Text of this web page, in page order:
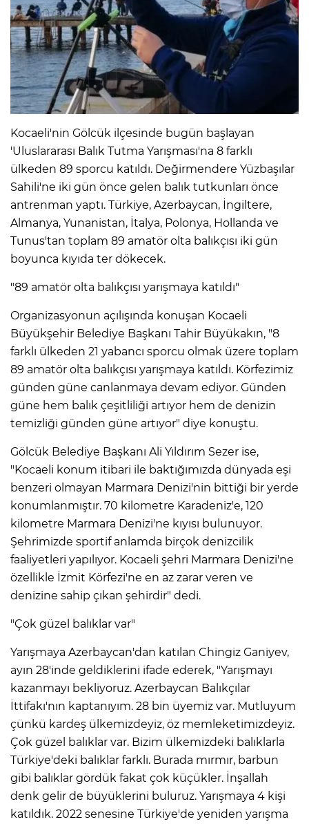
Kocaeli'nin Gölcük ilçesinde bugün başlayan
'Uluslararası Balık Tutma Yarışması'na 8 farklı
ülkeden 89 sporcu katıldı. Değirmendere Yüzbaşılar
Sahili'ne iki gün önce gelen balık tutkunları önce
antrenman yaptı. Türkiye, Azerbaycan, İngiltere,
Almanya, Yunanistan, İtalya, Polonya, Hollanda ve
Tunus'tan toplam 89 amatör olta balıkçısı iki gün
boyunca kıyıda ter dökecek.
"89 amatör olta balıkçısı yarışmaya katıldı"
Organizasyonun açılışında konuşan Kocaeli
Büyükşehir Belediye Başkanı Tahir Büyükakın, "8
farklı ülkeden 21 yabancı sporcu olmak üzere toplam
89 amatör olta balıkçısı yarışmaya katıldı. Körfezimiz
günden güne canlanmaya devam ediyor. Günden
güne hem balık çeşitliliği artıyor hem de denizin
temizliği günden güne artıyor" diye konuştu.
Gölcük Belediye Başkanı Ali Yıldırım Sezer ise,
"Kocaeli konum itibari ile baktığımızda dünyada eşi
benzeri olmayan Marmara Denizi'nin bittiği bir yerde
konumlanmıştır. 70 kilometre Karadeniz'e, 120
kilometre Marmara Denizi'ne kıyısı bulunuyor.
Şehrimizde sportif anlamda birçok denizcilik
faaliyetleri yapılıyor. Kocaeli şehri Marmara Denizi'ne
özellikle İzmit Körfezi'ne en az zarar veren ve
denizine sahip çıkan şehirdir" dedi.
"Çok güzel balıklar var"
Yarışmaya Azerbaycan'dan katılan Chingiz Ganiyev,
ayın 28'inde geldiklerini ifade ederek, "Yarışmayı
kazanmayı bekliyoruz. Azerbaycan Balıkçılar
İttifakı'nın kaptanıyım. 28 bin üyemiz var. Mutluyum
çünkü kardeş ülkemizdeyiz, öz memleketimizdeyiz.
Çok güzel balıklar var. Bizim ülkemizdeki balıklarla
Türkiye'deki balıklar farklı. Burada mırmır, barbun
gibi balıklar gördük fakat çok küçükler. İnşallah
denk gelir de büyüklerini buluruz. Yarışmaya 4 kişi
katıldık. 2022 senesine Türkiye'de yeniden yarışma